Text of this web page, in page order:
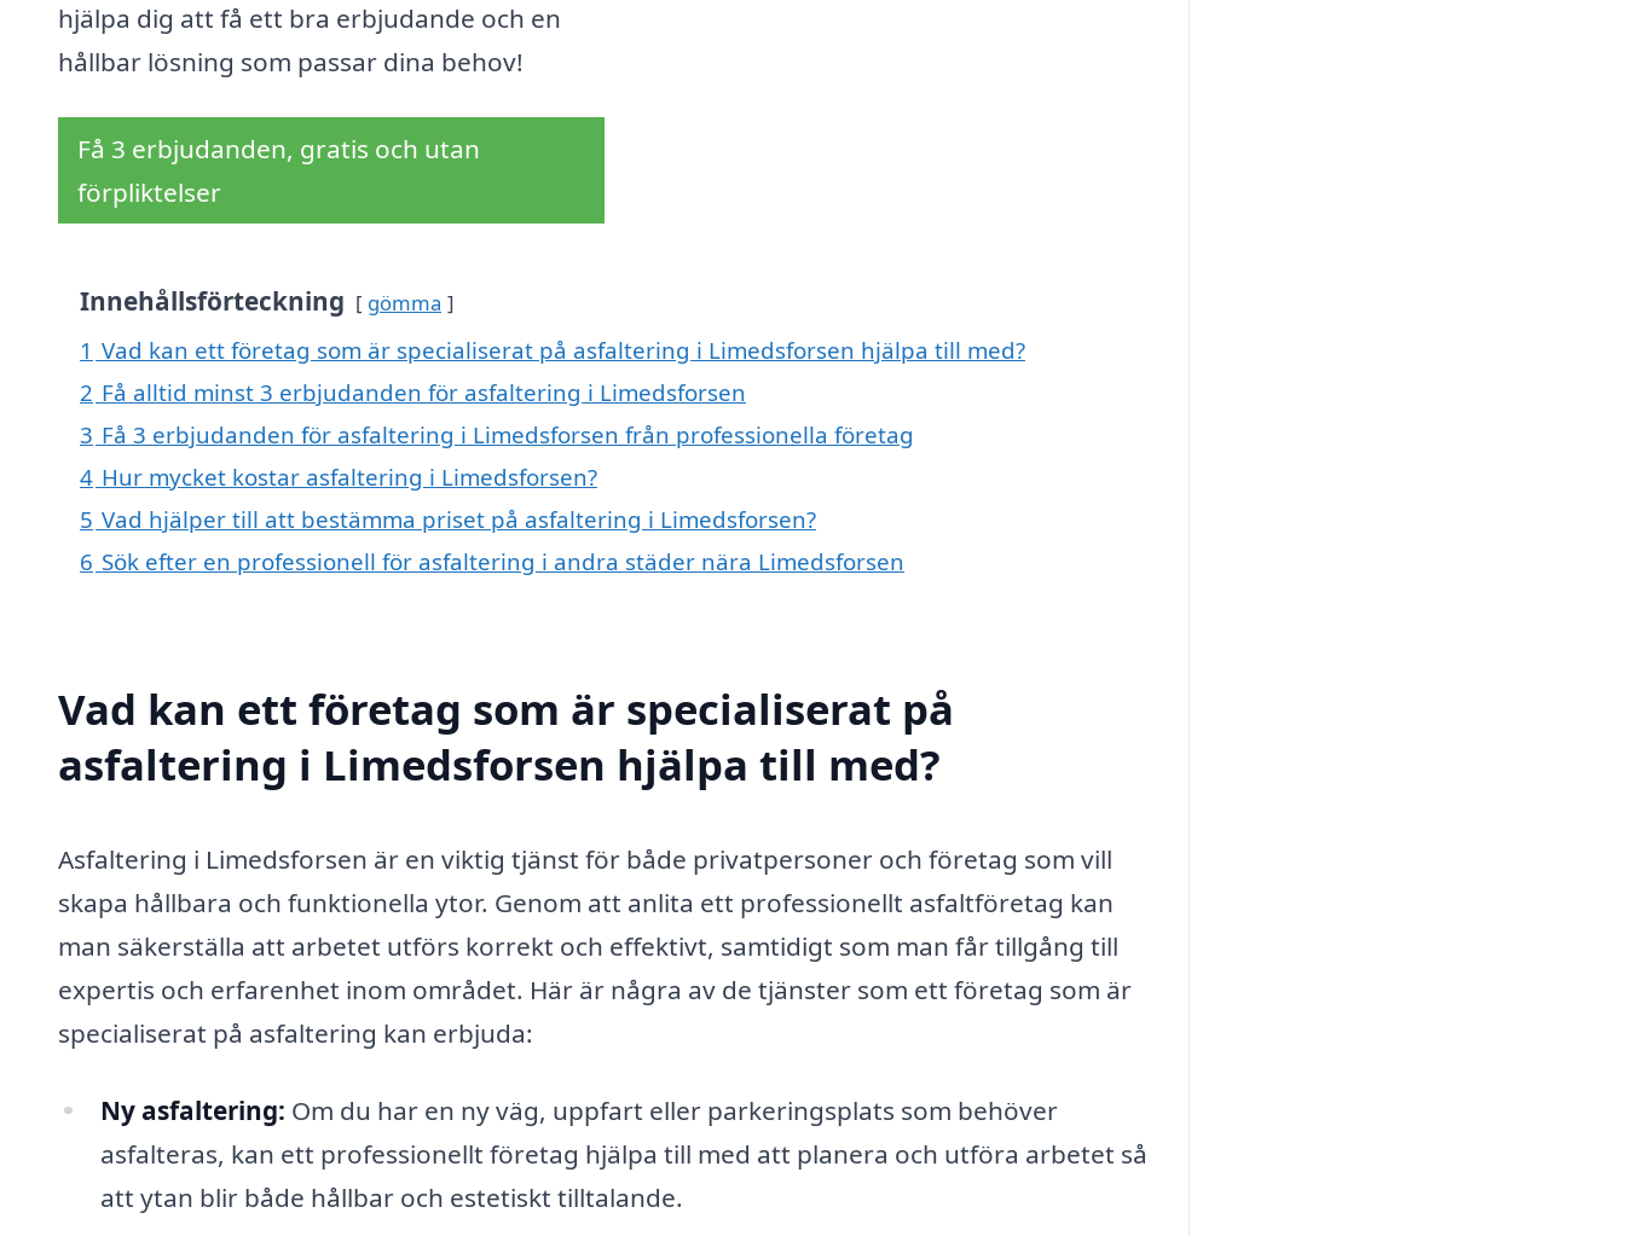
hjälpa dig att få ett bra erbjudande och en
hållbar lösning som passar dina behov!
Få 3 erbjudanden, gratis och utan
förpliktelser
Innehållsförteckning gömma
1 Vad kan ett företag som är specialiserat på asfaltering i Limedsforsen hjälpa till med?
2 Få alltid minst 3 erbjudanden för asfaltering i Limedsforsen
3 Få 3 erbjudanden för asfaltering i Limedsforsen från professionella företag
4 Hur mycket kostar asfaltering i Limedsforsen?
5 Vad hjälper till att bestämma priset på asfaltering i Limedsforsen?
6 Sök efter en professionell för asfaltering i andra städer nära Limedsforsen
Vad kan ett företag som är specialiserat på
asfaltering i Limedsforsen hjälpa till med?
Asfaltering i Limedsforsen är en viktig tjänst för både privatpersoner och företag som vill
skapa hållbara och funktionella ytor. Genom att anlita ett professionellt asfaltföretag kan
man säkerställa att arbetet utförs korrekt och effektivt, samtidigt som man får tillgång till
expertis och erfarenhet inom området. Här är några av de tjänster som ett företag som är
specialiserat på asfaltering kan erbjuda:
Ny asfaltering: Om du har en ny väg, uppfart eller parkeringsplats som behöver
asfalteras, kan ett professionellt företag hjälpa till med att planera och utföra arbetet så
att ytan blir både hållbar och estetiskt tilltalande.